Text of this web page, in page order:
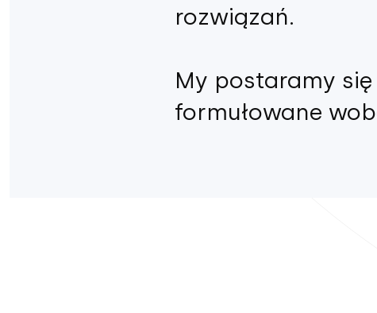
rozwiązań.
My postaramy
formułowane